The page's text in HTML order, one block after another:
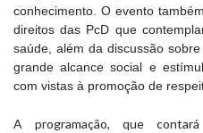
conhecimento. O evento
direitos das PcD que
saúde, além da discussão
grande alcance social e
com vistas à promoção de
A programação, que